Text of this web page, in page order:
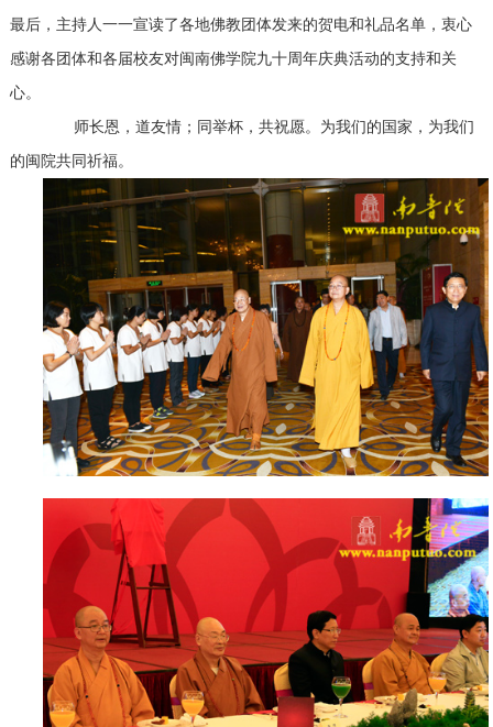
最后，主持人一一宣读了各地佛教团体发来的贺电和礼品名单，衷心
感谢各团体和各届校友对闽南佛学院九十周年庆典活动的支持和关
心。
师长恩，道友情；同举杯，共祝愿。为我们的国家，为我们
的闽院共同祈福。